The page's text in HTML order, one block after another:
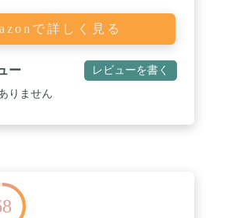
で詳しく見る
ー レビューを書く
りません